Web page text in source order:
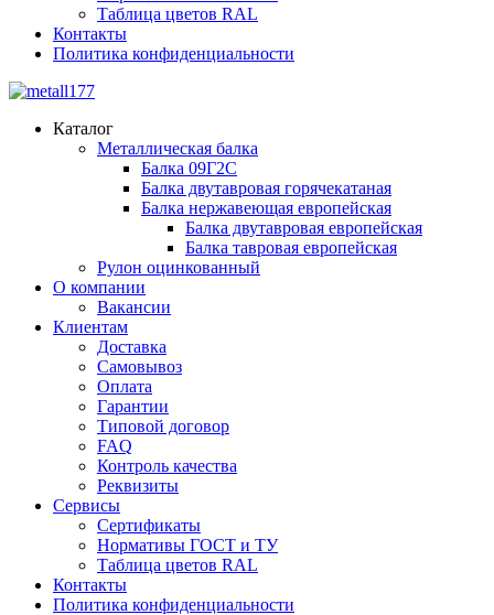
Таблица цветов RAL
Контакты
Политика конфиденциальности
Каталог
Металлическая балка
Балка 09Г2С
Балка двутавровая горячекатаная
Балка нержавеющая европейская
Балка двутавровая европейская
Балка тавровая европейская
Рулон оцинкованный
О компании
Вакансии
Клиентам
Доставка
Самовывоз
Оплата
Гарантии
Типовой договор
FAQ
Контроль качества
Реквизиты
Сервисы
Сертификаты
Нормативы ГОСТ и ТУ
Таблица цветов RAL
Контакты
Политика конфиденциальности